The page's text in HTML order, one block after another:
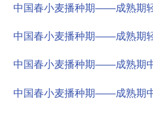
中国春小麦播种期——成熟期
中国春小麦播种期——成熟期
中国春小麦播种期——成熟期
中国春小麦播种期——成熟期